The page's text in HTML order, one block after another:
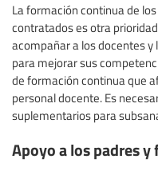
La formación continua de
contratados es otra
acompañar a los docentes y
para mejorar sus
de formación continua que
personal docente. Es
suplementarios para
Apoyo a los padres